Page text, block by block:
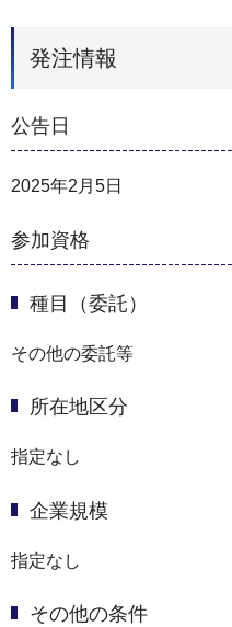
発注情報
公告日
2025年2月5日
参加資格
種目（委託）
その他の委託等
所在地区分
指定なし
企業規模
指定なし
その他の条件